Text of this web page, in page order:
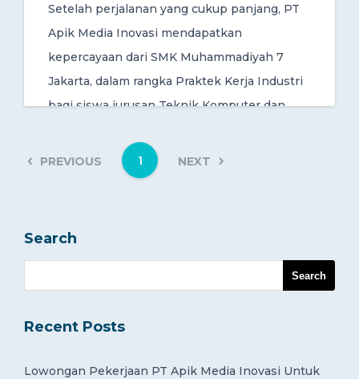
Setelah perjalanan yang cukup panjang, PT
Apik Media Inovasi mendapatkan
kepercayaan dari SMK Muhammadiyah 7
Jakarta, dalam rangka Praktek Kerja Industri
bagi siswa jurusan Teknik Komputer dan
PREVIOUS 1 NEXT
Search
Recent Posts
Lowongan Pekerjaan PT Apik Media Inovasi Untuk